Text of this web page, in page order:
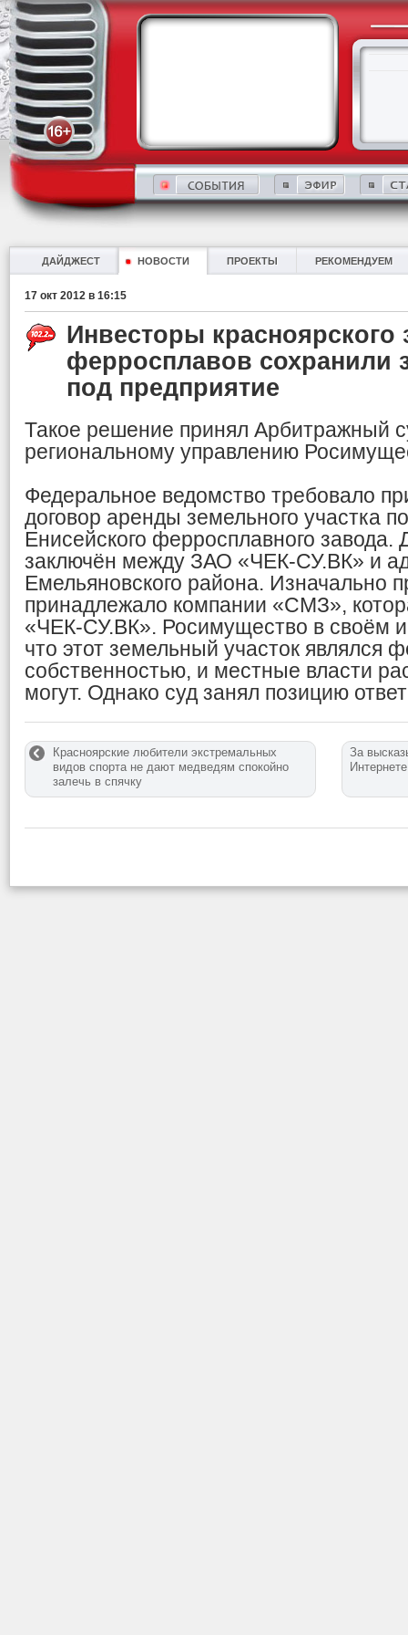
ДАЙДЖЕСТ НОВОСТИ ПРОЕКТЫ РЕКОМЕНДУЕМ
17 окт 2012 в 16:15
Инвесторы красноярского
ферросплавов сохранили
под предприятие
Такое решение принял Арбитражный
региональному управлению
Федеральное ведомство требовало
договор аренды земельного участка
Енисейского ферросплавного завода.
заключён между ЗАО «ЧЕК-СУ.ВК» и
Емельяновского района. Изначально
принадлежало компании «СМЗ»,
«ЧЕК-СУ.ВК». Росимущество в своём
что этот земельный участок являлся
собственностью, и местные власти
могут. Однако суд занял позицию
Красноярские любители экстремальных
видов спорта не дают медведям спокойно
залечь в спячку
За